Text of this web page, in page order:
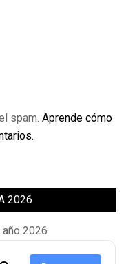
spam. Aprende cómo
2026
2026